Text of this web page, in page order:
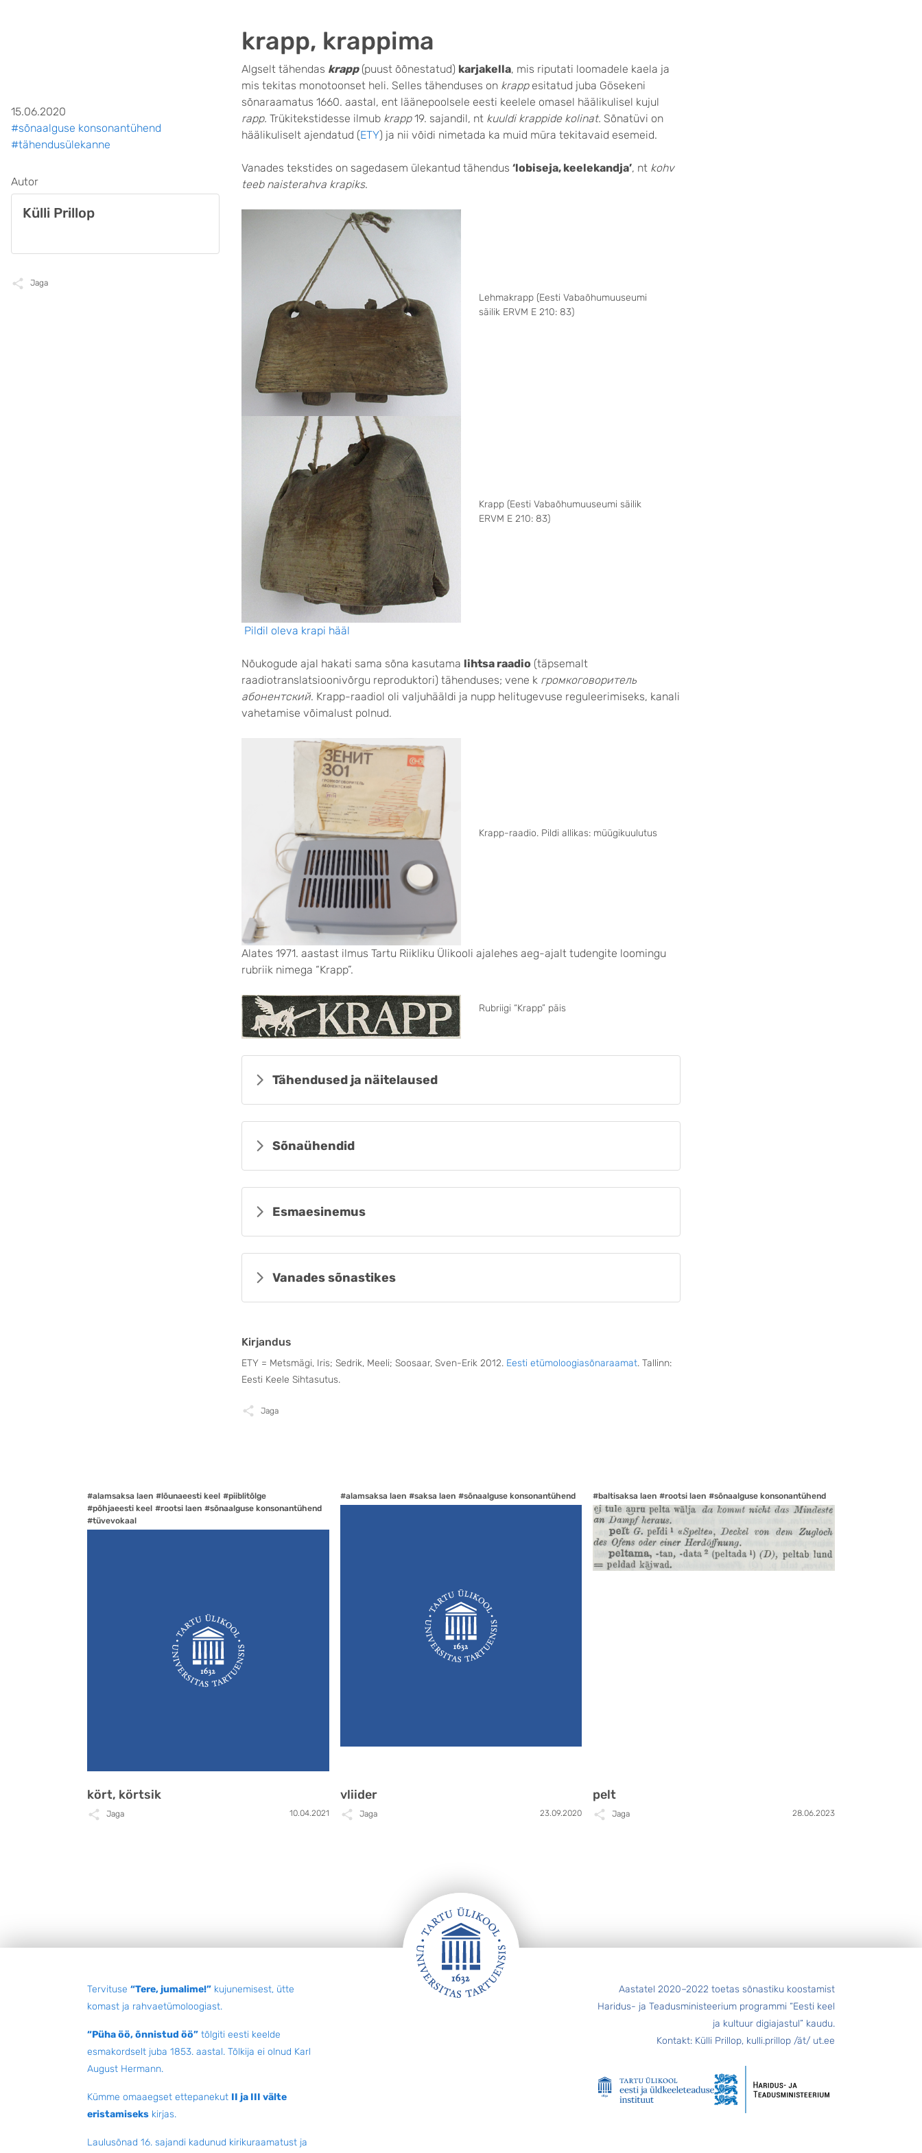
krapp, krappima
Algselt tähendas krapp(puust õõnestatud) karjakella, mis riputati loomadele kaela ja
mis tekitas monotoonset heli. Selles tähenduses on krappesitatud juba Gösekeni
sõnaraamatus 1660. aastal, ent läänepoolsele eesti keelele omasel häälikulisel kujul
rapp. Trükitekstidesse ilmub krapp19. sajandil, nt kuuldi krappide kolinat. Sõnatüvi on
häälikuliselt ajendatud (ETY) ja nii võidi nimetada ka muid müra tekitavaid esemeid.
Vanades tekstides on sagedasem ülekantud tähendus ‘lobiseja, keelekandja’, nt kohv
teeb naisterahva krapiks.
Lehmakrapp (Eesti Vabaõhumuuseumi
säilik ERVM E 210: 83)
Krapp (Eesti Vabaõhumuuseumi säilik
ERVM E 210: 83)
Pildil oleva krapi hääl
Nõukogude ajal hakati sama sõna kasutama lihtsa raadio (täpsemalt
raadiotranslatsioonivõrgu reproduktori) tähenduses; vene k громкоговоритель
абонентский. Krapp-raadiol oli valjuhääldi ja nupp helitugevuse reguleerimiseks, kanali
vahetamise võimalust polnud.
Krapp-raadio. Pildi allikas: müügikuulutus
Alates 1971. aastast ilmus Tartu Riikliku Ülikooli ajalehes aeg-ajalt tudengite loomingu
rubriik nimega “Krapp”.
Rubriigi “Krapp” päis
Tähendused ja näitelaused
Sõnaühendid
Esmaesinemus
Vanades sõnastikes
Kirjandus
ETY = Metsmägi, Iris; Sedrik, Meeli; Soosaar, Sven-Erik 2012. Eesti etümoloogiasõnaraamat. Tallinn:
Eesti Keele Sihtasutus.
Jaga
15.06.2020
#sõnaalguse konsonantühend
#tähendusülekanne
Autor
Külli Prillop
Jaga
#alamsaksa laen #lõunaeesti keel #piiblitõlge
#põhjaeesti keel #rootsi laen #sõnaalguse konsonantühend
#tüvevokaal
kört, körtsik
Jaga 10.04.2021
#alamsaksa laen #saksa laen #sõnaalguse konsonantühend
vliider
Jaga 23.09.2020
#baltisaksa laen #rootsi laen #sõnaalguse konsonantühend
pelt
Jaga 28.06.2023
Tervituse “Tere, jumalime!”kujunemisest, ütte
komast ja rahvaetümoloogiast.
“Püha öö, õnnistud öö”tõlgiti eesti keelde
esmakordselt juba 1853. aastal. Tõlkija ei olnud Karl
August Hermann.
Kümme omaaegset ettepanekut II ja III välte
eristamisekskirjas.
Laulusõnad 16. sajandi kadunud kirikuraamatust ja
Aastatel 2020–2022 toetas sõnastiku koostamist
Haridus- ja Teadusministeerium programmi “Eesti keel
ja kultuur digiajastul” kaudu.
Kontakt: Külli Prillop, kulli.prillop /ät/ ut.ee